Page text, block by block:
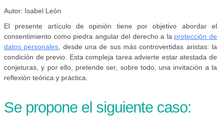
Autor: Isabel León
El presente artículo de opinión tiene por objetivo abordar el
consentimiento como piedra angular del derecho a la protección de
datos personales, desde una de sus más controvertidas aristas: la
condición de previo. Esta compleja tarea advierte estar atestada de
conjeturas, y por ello, pretende ser, sobre todo, una invitación a la
reflexión teórica y práctica.
Se propone el siguiente caso: